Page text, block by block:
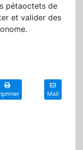
pétaoctets de
et valider des
Mail